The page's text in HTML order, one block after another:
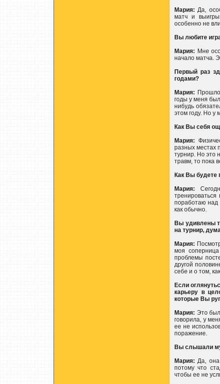
Мария: Да,
матч и
особенно не
Вы любите
Мария: Мне
начало матча.
Первый раз
годами?
Мария:
годы у меня
нибудь
этом году. Но у
Как Вы себя
Мария:
разных местах
турнир. Но это
травм, то пока
Как Вы будете
Мария:
поработаю над
как обычно.
Вы удивлены
на турнир,
Мария:
моя
проблемы
другой
себе и о том,
Если
карьеру в
которые Вы
Мария: Это
говорила, у
ее не
поражение.
Вы слышали
Мария: Да,
потому что
чтобы ее не